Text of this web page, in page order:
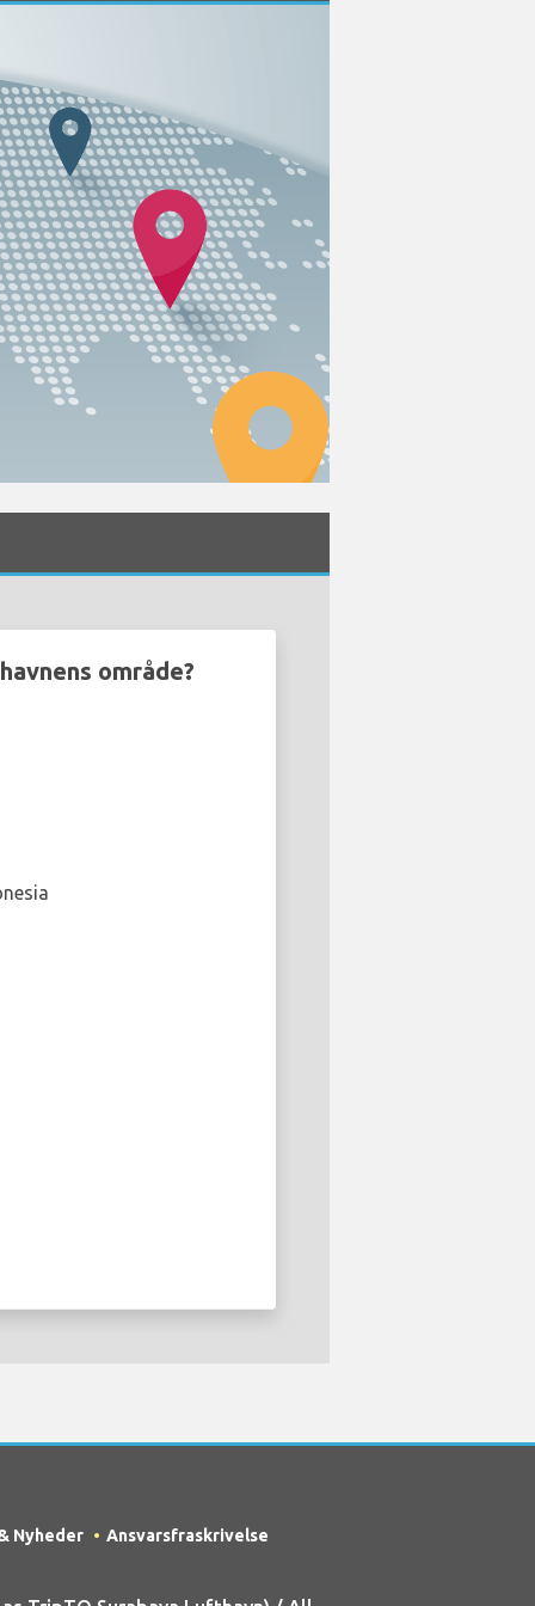
område?
Nyheder
Ansvarsfraskrivelse